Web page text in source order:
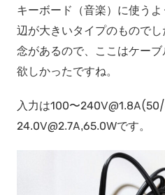
キーボード（音楽）に使う
辺が大きいタイプのもので
念があるので、ここはケー
欲しかったですね。
入力は100〜
24.0V@2.7A,65.0Wです。